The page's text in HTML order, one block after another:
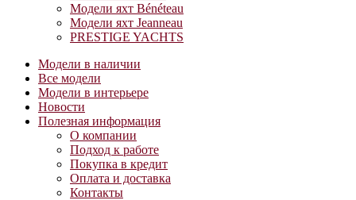
Модели яхт Bénéteau
Модели яхт Jeanneau
PRESTIGE YACHTS
Модели в наличии
Все модели
Модели в интерьере
Новости
Полезная информация
О компании
Подход к работе
Покупка в кредит
Оплата и доставка
Контакты